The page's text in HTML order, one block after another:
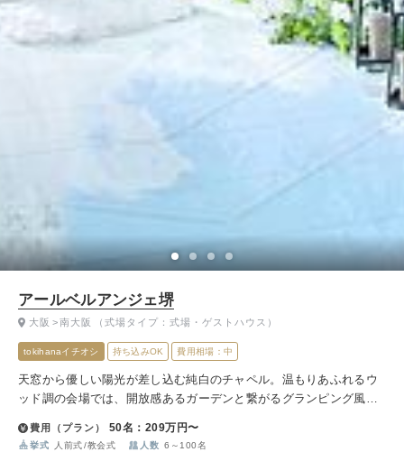
アールベルアンジェ堺
tokihanaイチオシ 持ち込みOK 費用相場：中
天窓から優しい陽光が差し込む純白のチャペル。温もりあふれるウ
ッド調の会場では、開放感あるガーデンと繋がるグランピング風パ
大阪 南大阪 （式場タイプ：式場・ゲストハウス）
費用（プラン） 50名：209万円〜
挙式 人前式 教会式 人数 6～100名